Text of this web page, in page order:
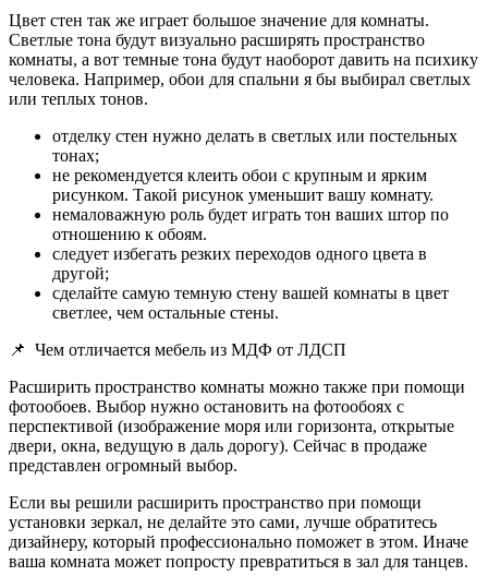
Цвет стен так же играет большое значение для комнаты.
Светлые тона будут визуально расширять пространство
комнаты, а вот темные тона будут наоборот давить на психику
человека. Например, обои для спальни я бы выбирал светлых
или теплых тонов.
отделку стен нужно делать в светлых или постельных
тонах;
не рекомендуется клеить обои с крупным и ярким
рисунком. Такой рисунок уменьшит вашу комнату.
немаловажную роль будет играть тон ваших штор по
отношению к обоям.
следует избегать резких переходов одного цвета в
другой;
сделайте самую темную стену вашей комнаты в цвет
светлее, чем остальные стены.
📌 Чем отличается мебель из МДФ от ЛДСП
Расширить пространство комнаты можно также при помощи
фотообоев. Выбор нужно остановить на фотообоях с
перспективой (изображение моря или горизонта, открытые
двери, окна, ведущую в даль дорогу). Сейчас в продаже
представлен огромный выбор.
Если вы решили расширить пространство при помощи
установки зеркал, не делайте это сами, лучше обратитесь
дизайнеру, который профессионально поможет в этом. Иначе
ваша комната может попросту превратиться в зал для танцев.